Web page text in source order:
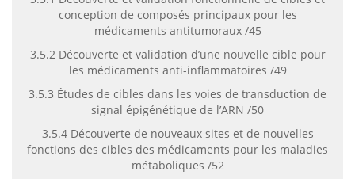
conception de composés principaux pour les
médicaments antitumoraux /45
3.5.2 Découverte et validation d’une nouvelle cible pour
les médicaments anti-inflammatoires /49
3.5.3 Études de cibles dans les voies de transduction de
signal épigénétique de l’ARN /50
3.5.4 Découverte de nouveaux sites et de nouvelles
fonctions des cibles des médicaments pour les maladies
métaboliques /52